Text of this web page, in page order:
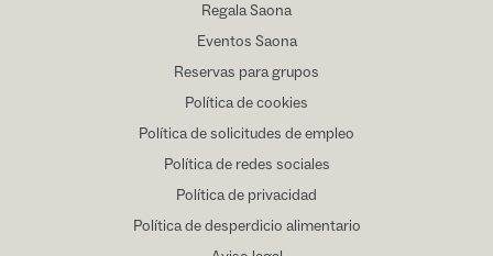
Regala Saona
Eventos Saona
Reservas para grupos
Política de cookies
Política de solicitudes de empleo
Política de redes sociales
Política de privacidad
Política de desperdicio alimentario